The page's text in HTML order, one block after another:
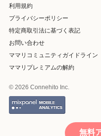
利用規約
プライバシーポリシー
特定商取引法に基づく表記
お問い合わせ
ママリコミュニティガイドライン
ママリプレミアムの解約
© 2026 Connehito Inc.
無料